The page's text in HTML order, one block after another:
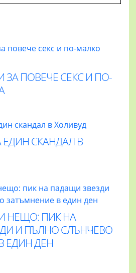
ЗА ПОВЕЧЕ СЕКС И ПО-
ЕДИН СКАНДАЛ В
НЕЩО: ПИК НА
И ПЪЛНО СЛЪНЧЕВО
ЕДИН ДЕН